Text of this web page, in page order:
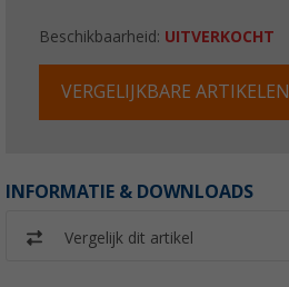
Beschikbaarheid: UITVERKOCHT
VERGELIJKBARE ARTIKELEN
INFORMATIE & DOWNLOADS
Vergelijk dit artikel